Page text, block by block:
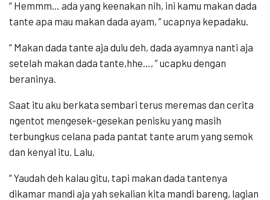
“ Hemmm… ada yang keenakan nih, ini kamu makan dada
tante apa mau makan dada ayam, ” ucapnya kepadaku.
“ Makan dada tante aja dulu deh, dada ayamnya nanti aja
setelah makan dada tante,hhe…, ” ucapku dengan
beraninya.
Saat itu aku berkata sembari terus meremas dan cerita
ngentot mengesek-gesekan penisku yang masih
terbungkus celana pada pantat tante arum yang semok
dan kenyal itu. Lalu,
“ Yaudah deh kalau gitu, tapi makan dada tantenya
dikamar mandi aja yah sekalian kita mandi bareng, lagian